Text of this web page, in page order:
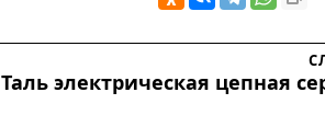
Таль электрическая цепная